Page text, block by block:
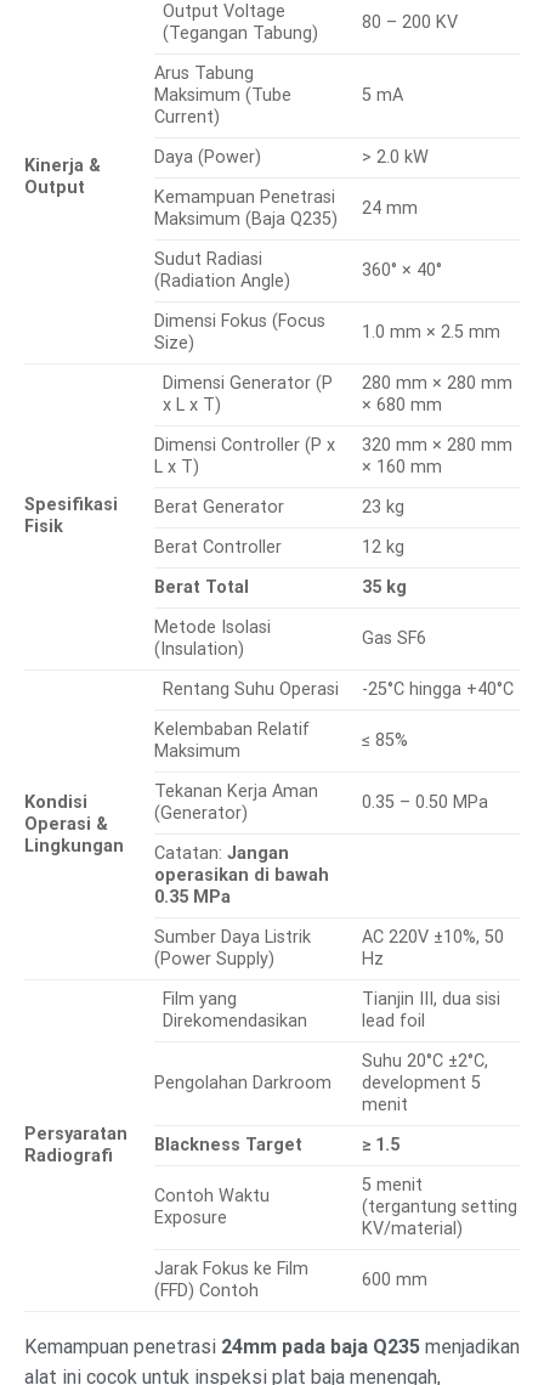
Kinerja &
Output
Output Voltage
(Tegangan Tabung)
80 – 200 KV
Arus Tabung
Maksimum (Tube
Current)
5 mA
Daya (Power)
> 2.0 kW
Kemampuan Penetrasi
Maksimum (Baja Q235)
24 mm
Sudut Radiasi
(Radiation Angle)
360° × 40°
Dimensi Fokus (Focus
Size)
1.0 mm × 2.5 mm
Spesifikasi
Fisik
Dimensi Generator (P
x L x T)
280 mm × 280 mm
× 680 mm
Dimensi Controller (P x
L x T)
320 mm × 280 mm
× 160 mm
Berat Generator
23 kg
Berat Controller
12 kg
Berat Total
35 kg
Metode Isolasi
(Insulation)
Gas SF6
Kondisi
Operasi &
Lingkungan
Rentang Suhu Operasi
-25°C hingga +40°C
Kelembaban Relatif
Maksimum
≤ 85%
Tekanan Kerja Aman
(Generator)
0.35 – 0.50 MPa
Catatan: Jangan
operasikan di bawah
0.35 MPa
Sumber Daya Listrik
(Power Supply)
AC 220V ±10%, 50
Hz
Persyaratan
Radiografi
Film yang
Direkomendasikan
Tianjin III, dua sisi
lead foil
Pengolahan Darkroom
Suhu 20°C ±2°C,
development 5
menit
Blackness Target
≥ 1.5
Contoh Waktu
Exposure
5 menit
(tergantung setting
KV/material)
Jarak Fokus ke Film
(FFD) Contoh
600 mm
Kemampuan penetrasi 24mm pada baja Q235 menjadikan
alat ini cocok untuk inspeksi plat baja menengah,